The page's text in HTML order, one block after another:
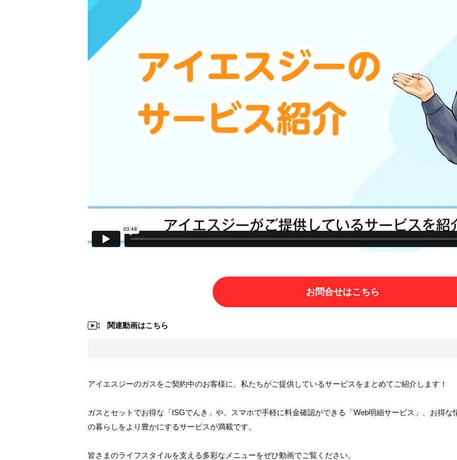
お問合せはこちら
関連動画はこちら
アイエスジーのガスをご契約中のお客様に、私たちがご提供しているサービスをまとめてご紹介します！
ガスとセットでお得な「ISGでんき」や、スマホで手軽に料金確認ができる「Web明細サービス」、お得な
の暮らしをより豊かにするサービスが満載です。
皆さまのライフスタイルを支える多彩なメニューをぜひ動画でご覧ください。